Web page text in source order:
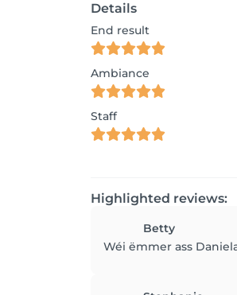
Details
End result
Ambiance
Staff
Highlighted reviews:
Betty
Wéi ëmmer ass